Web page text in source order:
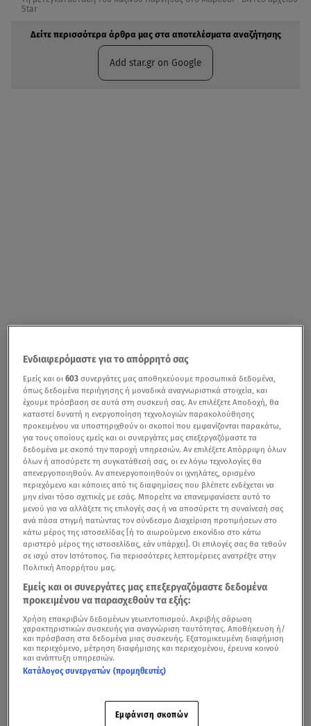
Star
Δείτε περισσότερα άρθρα μας στα αποτελέσματα αναζήτησης
Add star.gr on Google
Ενδιαφερόμαστε για το απόρρητό σας
Εμείς και οι603 συνεργάτες μας αποθηκεύουμε προσωπικά δεδομένα,
όπως δεδομένα περιήγησης ή μοναδικά αναγνωριστικά στοιχεία, και
έχουμε πρόσβαση σε αυτά στη συσκευή σας. Αν επιλέξετε Αποδοχή, θα
καταστεί δυνατή η ενεργοποίηση τεχνολογιών παρακολούθησης
προκειμένου να υποστηριχθούν οι σκοποί που εμφανίζονται παρακάτω,
για τους οποίους εμείς και οι συνεργάτες μας επεξεργαζόμαστε τα
δεδομένα με σκοπό την παροχή υπηρεσιών. Αν επιλέξετε Απόρριψη όλων
όλων ή αποσύρετε τη συγκατάθεσή σας, οι εν λόγω τεχνολογίες θα
απενεργοποιηθούν. Αν απενεργοποιηθούν οι ιχνηλάτες, ορισμένο
περιεχόμενο και κάποιες από τις διαφημίσεις που βλέπετε ενδέχεται να
μην είναι τόσο σχετικές με εσάς. Μπορείτε να επανεμφανίσετε αυτό το
μενού για να αλλάξετε τις επιλογές σας ή να αποσύρετε τη συναίνεσή σας
ανά πάσα στιγμή πατώντας τον σύνδεσμο Διαχείριση προτιμήσεων στο
κάτω μέρος της ιστοσελίδας [ή το αιωρούμενο εικονίδιο στο κάτω
αριστερό μέρος της ιστοσελίδας, εάν υπάρχει]. Οι επιλογές σας θα τεθούν
σε ισχύ στον Ιστότοπος. Για περισσότερες λεπτομέρειες ανατρέξτε στην
Πολιτική Απορρήτου μας.
Εμείς και οι συνεργάτες μας επεξεργαζόμαστε δεδομένα
προκειμένου να παρασχεθούν τα εξής:
Χρήση επακριβών δεδομένων γεωεντοπισμού. Ακριβής σάρωση
χαρακτηριστικών συσκευής για αναγνώριση ταυτότητας. Αποθήκευση ή/
και πρόσβαση στα δεδομένα μιας συσκευής. Εξατομικευμένη διαφήμιση
και περιεχόμενο, μέτρηση διαφήμισης και περιεχομένου, έρευνα κοινού
και ανάπτυξη υπηρεσιών.
Κατάλογος συνεργατών (προμηθευτές)
Εμφάνιση σκοπών